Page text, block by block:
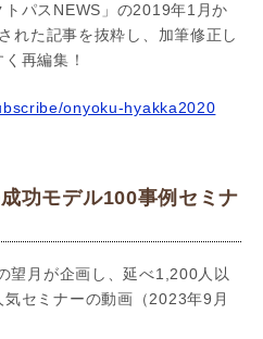
パスNEWS」の2019年1月か
れた記事を抜粋し、加筆修正し
再編集！
onyoku-hyakka2020
功モデル100事例セミナ
望月が企画し、延べ1,200人以
気セミナーの動画（2023年9月